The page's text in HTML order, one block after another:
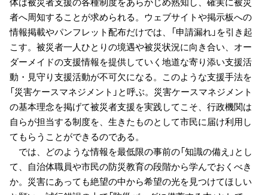
者へ周知することが求められる。ウェブサイトや掲示板への
情報掲載やパンフレット配布だけでは、「申請漏れ」を引き起
こす。被災者一人ひとりの境遇や被災状況に向き合い、オー
ダーメイドの支援情報を提供していく地道な寄り添い支援活
動・見守り支援活動が不可欠になる。このような支援手法を
「災害ケースマネジメント」と呼ぶ。災害ケースマネジメント
の基本理念を掲げて被災者支援を実践してこそ、行政機関は
自らが担当する制度を、生きたものとして市民に届け利用し
てもらうことができるのである。
では、どのような情報を最低限の事前の「知識の備え」とし
て、自治体職員や市民の防災教育の段階から学んでおくべき
か。災害にあっても絶望の中から希望の光を見つけてほしい